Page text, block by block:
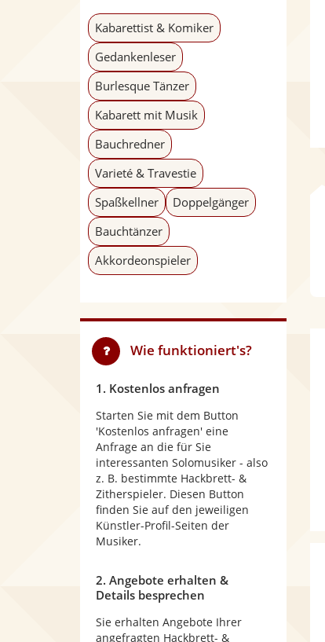
Kabarettist & Komiker
Gedankenleser
Burlesque Tänzer
Kabarett mit Musik
Bauchredner
Varieté & Travestie
Spaßkellner
Doppelgänger
Bauchtänzer
Akkordeonspieler
Wie funktioniert's?
1. Kostenlos anfragen
Starten Sie mit dem Button
'Kostenlos anfragen' eine
Anfrage an die für Sie
interessanten Solomusiker - also
z. B. bestimmte Hackbrett- &
Zitherspieler. Diesen Button
finden Sie auf den jeweiligen
Künstler-Profil-Seiten der
Musiker.
2. Angebote erhalten &
Details besprechen
Sie erhalten Angebote Ihrer
angefragten Hackbrett- &